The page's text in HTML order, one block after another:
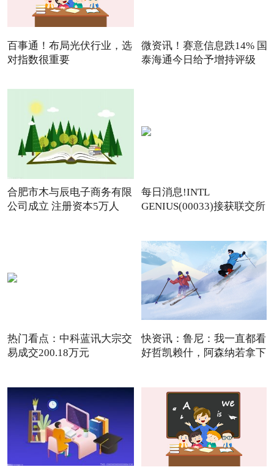
百事通！布局光伏行业，选
对指数很重要
微资讯！赛意信息跌14% 国
泰海通今日给予增持评级
合肥市木与辰电子商务有限
公司成立 注册资本5万人
每日消息!INTL
GENIUS(00033)接获联交所
热门看点：中科蓝讯大宗交
易成交200.18万元
快资讯：鲁尼：我一直都看
好哲凯赖什，阿森纳若拿下